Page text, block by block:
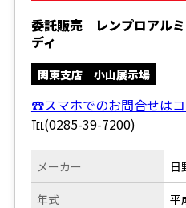
委託販売 レンプロアル
ディ
関東支店 小山展示場
☎スマホでのお問合せは
℡(0285-39-7200)
メーカー
年式
日
平